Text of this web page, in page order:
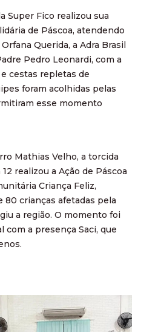
Super Fico realizou sua
de Páscoa, atendendo
Querida, a Adra Brasil
Pedro Leonardi, com a
cestas repletas de
foram acolhidas pelas
esse momento
Mathias Velho, a torcida
realizou a Ação de Páscoa
Criança Feliz,
80 crianças afetadas pela
a região. O momento foi
com a presença Saci, que